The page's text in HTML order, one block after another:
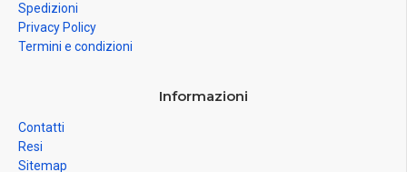
Spedizioni
Privacy Policy
Termini e condizioni
Informazioni
Contatti
Resi
Sitemap